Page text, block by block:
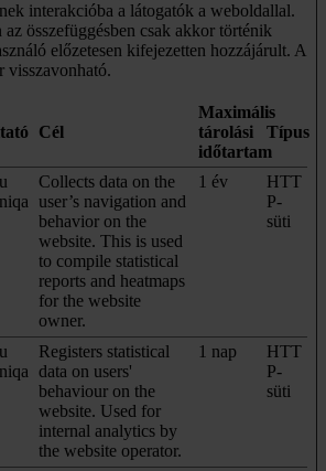
interakcióba a látogatók a weboldallal.
az összefüggésben csak akkor történik
előzetesen kifejezetten hozzájárult. A
visszavonható.
Cél
Maximális
tárolási
időtartam
Típus
Collects data on the
user’s navigation and
behavior on the
website. This is used
to compile statistical
reports and heatmaps
for the website
owner.
1 év
HTT
P-
süti
Registers statistical
data on users'
behaviour on the
website. Used for
internal analytics by
the website operator.
1 nap
HTT
P-
süti